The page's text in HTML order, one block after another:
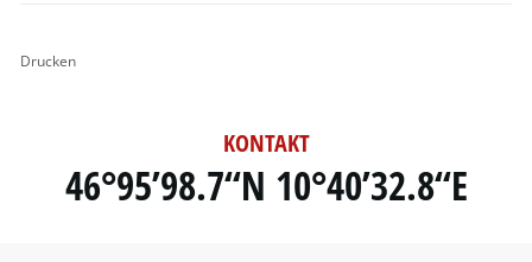
Drucken
46°95’98.7“N 10°40’32.8“E
KONTAKT